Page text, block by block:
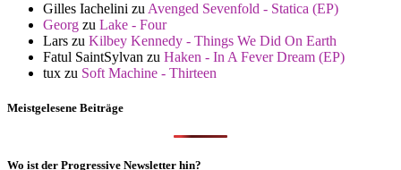
Gilles Iachelini zu Avenged Sevenfold - Statica (EP)
Georg zu Lake - Four
Lars zu Kilbey Kennedy - Things We Did On Earth
Fatul SaintSylvan zu Haken - In A Fever Dream (EP)
tux zu Soft Machine - Thirteen
Meistgelesene Beiträge
Wo ist der Progressive Newsletter hin?